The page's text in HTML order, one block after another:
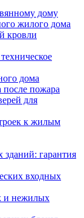
дому
жилого дома
кровли
дома
после пожара
для
к жилым
зданий: гарантия
входных
и нежилых